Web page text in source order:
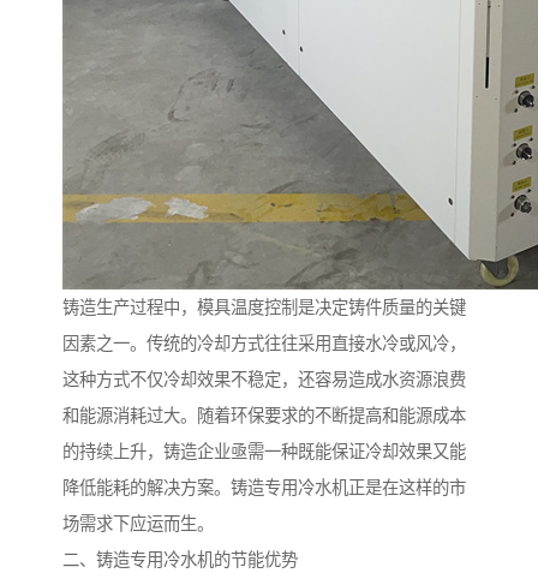
铸造生产过程中，模具温度控制是决定铸件质量的关键
因素之一。传统的冷却方式往往采用直接水冷或风冷，
这种方式不仅冷却效果不稳定，还容易造成水资源浪费
和能源消耗过大。随着环保要求的不断提高和能源成本
的持续上升，铸造企业亟需一种既能保证冷却效果又能
降低能耗的解决方案。铸造专用冷水机正是在这样的市
场需求下应运而生。
二、铸造专用冷水机的节能优势